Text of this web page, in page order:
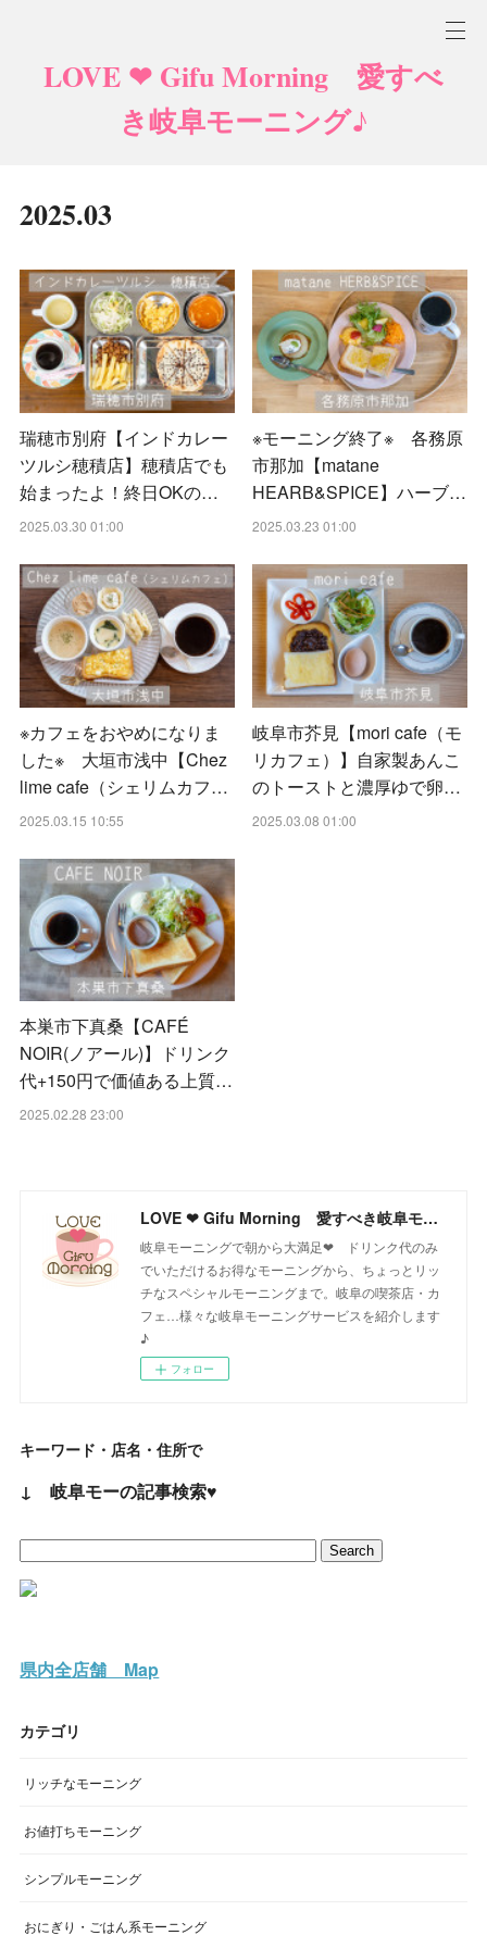
LOVE ❤ Gifu Morning 愛すべ
き岐阜モーニング♪
2025.03
瑞穂市別府【インドカレー
ツルシ穂積店】穂積店でも
始まったよ！終日OKの…
2025.03.30 01:00
※モーニング終了※ 各務原
市那加【matane
HEARB&SPICE】ハーブ…
2025.03.23 01:00
※カフェをおやめになりま
した※ 大垣市浅中【Chez
lime cafe（シェリムカフ…
2025.03.15 10:55
岐阜市芥見【mori cafe（モ
リカフェ）】自家製あんこ
のトーストと濃厚ゆで卵…
2025.03.08 01:00
本巣市下真桑【CAFÉ
NOIR(ノアール)】ドリンク
代+150円で価値ある上質…
2025.02.28 23:00
LOVE ❤ Gifu Morning 愛すべき岐阜モーニング♪
岐阜モーニングで朝から大満足❤ ドリンク代のみ
でいただけるお得なモーニングから、ちょっとリッ
チなスペシャルモーニングまで。岐阜の喫茶店・カ
フェ…様々な岐阜モーニングサービスを紹介します
♪
フォロー
キーワード・店名・住所で
↓ 岐阜モーの記事検索♥
県内全店舗 Map
カテゴリ
リッチなモーニング
お値打ちモーニング
シンプルモーニング
おにぎり・ごはん系モーニング